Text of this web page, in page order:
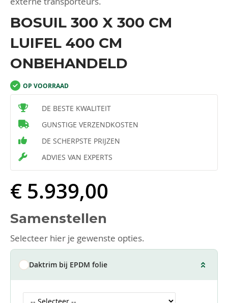
BOSUIL 300 X 300 CM
LUIFEL 400 CM
ONBEHANDELD
OP VOORRAAD
DE BESTE KWALITEIT
GUNSTIGE VERZENDKOSTEN
DE SCHERPSTE PRIJZEN
ADVIES VAN EXPERTS
€ 5.939,00
Samenstellen
Selecteer hier je gewenste opties.
Daktrim bij EPDM folie